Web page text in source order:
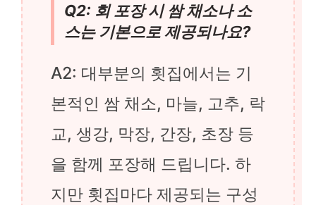
Q2: 회 포장 시 쌈 채소나 소
스는 기본으로 제공되나요?
A2: 대부분의 횟집에서는 기
본적인 쌈 채소, 마늘, 고추, 락
교, 생강, 막장, 간장, 초장 등
을 함께 포장해 드립니다. 하
지만 횟집마다 제공되는 구성